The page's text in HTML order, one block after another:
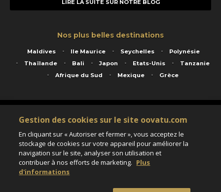
LIRE LA SUITE SUR NOTRE BLOG
Nos plus belles destinations
Maldives Ile Maurice Seychelles
Polynésie
Thaïlande
Bali Japon Etats-Unis
Tanzanie
Afrique du Sud
Mexique Grèce
Service animé par Nautil Voyages - 22 rue Georges Picquart 75017 Paris - S.A.S
au capital de 155 696 euros - RCS Paris B 423 671 973 - Code APE 7911Z
Matricule Atout France IM075100020 - Garantie financière Groupama - Agrément IATA
Assurance responsabilité civile et professionnelle HISCOX RCP0081066
Gestion des cookies sur le site oovatu.com
En cliquant sur « Autoriser et fermer », vous acceptez le
stockage de cookies sur votre appareil pour améliorer la
navigation sur le site, analyser son utilisation et
contribuer à nos efforts de marketing. Plus
d'informations